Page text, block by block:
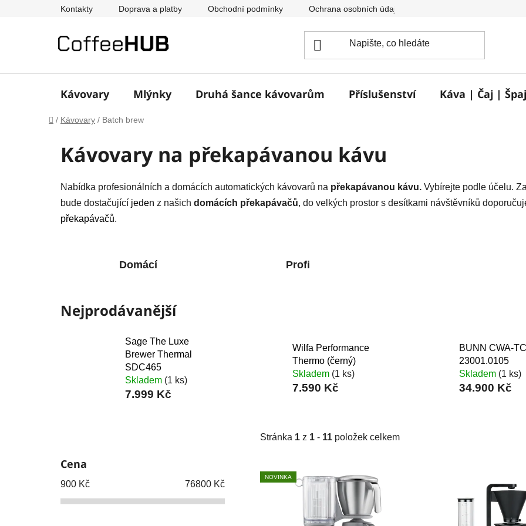
Kontakty Doprava a platby Obchodní podmínky Ochrana osobních údajů
Kávovary Mlýnky Druhá šance kávovarům Příslušenství Káva | Čaj |
Domů
/ Kávovary / Batch brew
Kávovary na překapávanou kávu
Nabídka profesionálních a domácích automatických kávovarů na překapávanou kávu. Vybírejte podle účelu.
bude dostačující jeden z našich domácích překapávačů, do velkých prostor s desítkami návštěvníků
překapávačů.
Domácí Profi
Nejprodávanější
Sage The Luxe
Brewer Thermal
SDC465
Skladem (1 ks)
7.999 Kč
Wilfa Performance
Thermo (černý)
Skladem (1 ks)
7.590 Kč
BUNN CWA-TC
23001.0105
Skladem (1 ks)
34.900 Kč
Cena
900 Kč 76800 Kč
Stránka 1 z 1 - 11 položek celkem
V
ý
NOVINKA